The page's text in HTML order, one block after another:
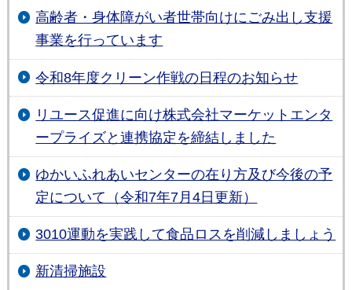
高齢者・身体障がい者世帯向けにごみ出し支援
事業を行っています
令和8年度クリーン作戦の日程のお知らせ
リユース促進に向け株式会社マーケットエンタ
ープライズと連携協定を締結しました
ゆかいふれあいセンターの在り方及び今後の予
定について（令和7年7月4日更新）
3010運動を実践して食品ロスを削減しましょう
新清掃施設